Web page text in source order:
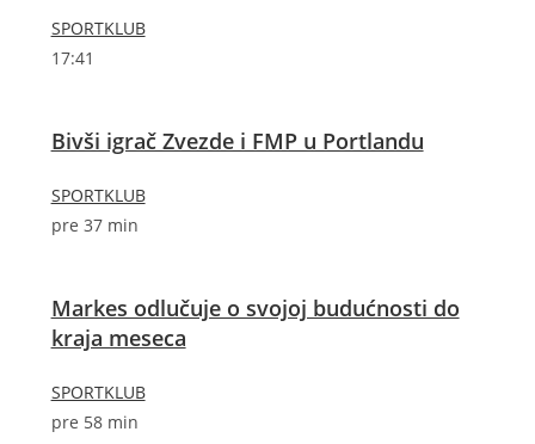
SPORTKLUB
17:41
Bivši igrač Zvezde i FMP u Portlandu
SPORTKLUB
pre 37 min
Markes odlučuje o svojoj budućnosti do
kraja meseca
SPORTKLUB
pre 58 min